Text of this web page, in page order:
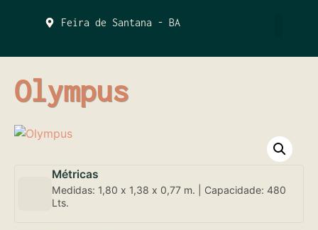
Feira de Santana - BA
Olympus
Métricas
Medidas: 1,80 x 1,38 x 0,77 m. | Capacidade: 480
Lts.